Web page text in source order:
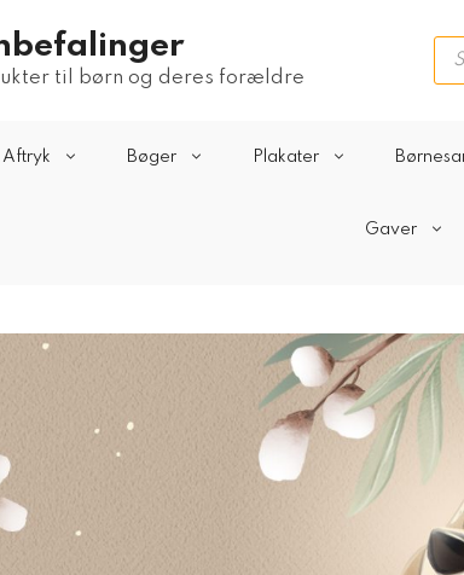
til børn og deres forældre
Aftryk Bøger Plakater
Gaver